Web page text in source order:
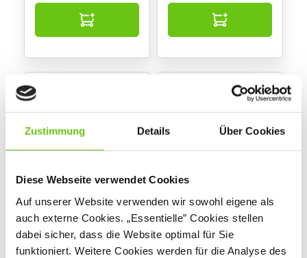
Zustimmung Details Über Cookies
Diese Webseite verwendet Cookies
Auf unserer Website verwenden wir sowohl eigene als
auch externe Cookies. „Essentielle” Cookies stellen
dabei sicher, dass die Website optimal für Sie
funktioniert. Weitere Cookies werden für die Analyse des
Bücherregal -
Igelchen
Produktnummer: 099250J
Bücherkiste Flora
Produktnummer: